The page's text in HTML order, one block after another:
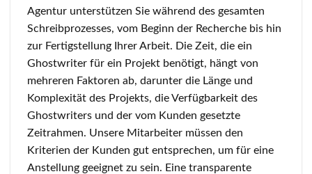
Agentur unterstützen Sie während des gesamten
Schreibprozesses, vom Beginn der Recherche bis hin
zur Fertigstellung Ihrer Arbeit. Die Zeit, die ein
Ghostwriter für ein Projekt benötigt, hängt von
mehreren Faktoren ab, darunter die Länge und
Komplexität des Projekts, die Verfügbarkeit des
Ghostwriters und der vom Kunden gesetzte
Zeitrahmen. Unsere Mitarbeiter müssen den
Kriterien der Kunden gut entsprechen, um für eine
Anstellung geeignet zu sein. Eine transparente